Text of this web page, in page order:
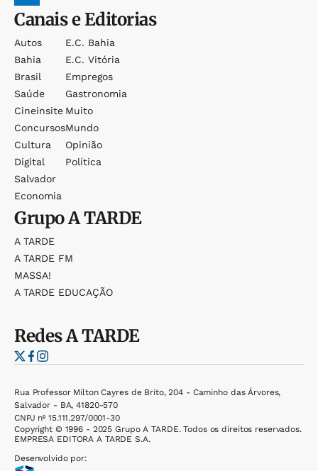
Canais e Editorias
Autos
Bahia
Brasil
Saúde
Cineinsite
Concursos
Cultura
Digital
Salvador
Economia
E.c. Bahia
E.c. Vitória
Empregos
Gastronomia
Muito
Mundo
Opinião
Política
GrupoA TARDE
A TARDE
A TARDE FM
MASSA!
A TARDE EDUCAÇÃO
RedesA TARDE
Rua Professor Milton Cayres de Brito, 204 - Caminho das Árvores,
Salvador - BA, 41820-570
CNPJ nº 15.111.297/0001-30
Copyright © 1996 - 2025 Grupo A TARDE. Todos os direitos reservados.
EMPRESA EDITORA A TARDE S.A.
Desenvolvido por: